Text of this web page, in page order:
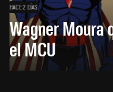
HACE 2 DÍAS
Wagner Moura
el MCU